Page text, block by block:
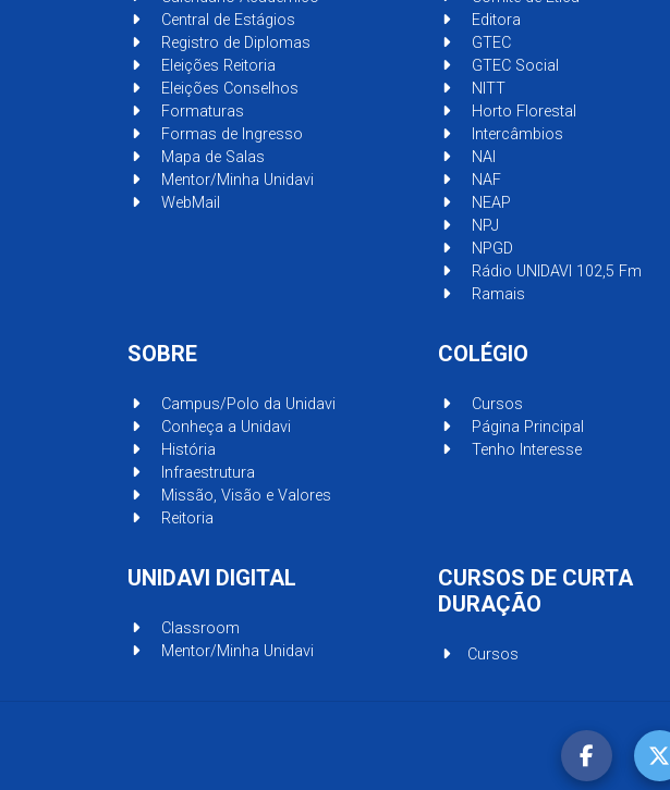
Central de Estágios
Registro de Diplomas
Eleições Reitoria
Eleições Conselhos
Formaturas
Formas de Ingresso
Mapa de Salas
Mentor/Minha Unidavi
WebMail
Editora
GTEC
GTEC Social
NITT
Horto Florestal
Intercâmbios
NAI
NAF
NEAP
NPJ
NPGD
Rádio UNIDAVI 102,5 Fm
Ramais
SOBRE
Campus/Polo da Unidavi
Conheça a Unidavi
História
Infraestrutura
Missão, Visão e Valores
Reitoria
COLÉGIO
Cursos
Página Principal
Tenho Interesse
UNIDAVI DIGITAL
Classroom
Mentor/Minha Unidavi
CURSOS DE CURTA
DURAÇÃO
Cursos